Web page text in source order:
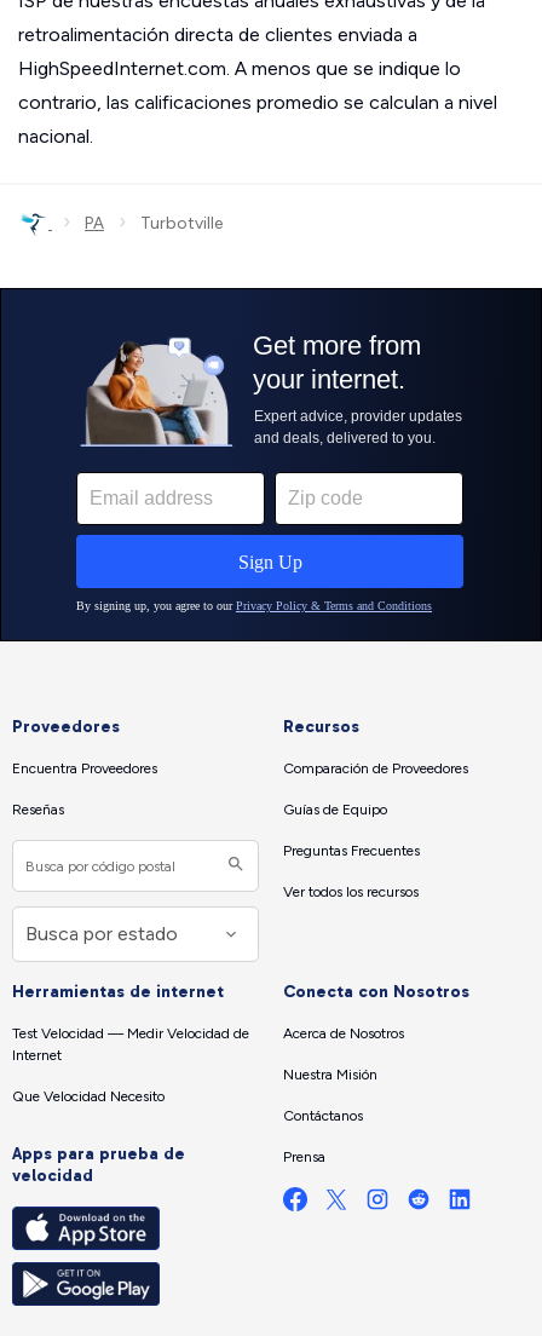
retroalimentación directa de clientes enviada a
HighSpeedInternet.com. A menos que se indique lo
contrario, las calificaciones promedio se calculan a nivel
nacional.
› PA › Turbotville
Proveedores
Encuentra Proveedores
Reseñas
Recursos
Comparación de Proveedores
Guías de Equipo
Preguntas Frecuentes
Ver todos los recursos
Herramientas de internet
Test Velocidad — Medir Velocidad de
Internet
Que Velocidad Necesito
Apps para prueba de
velocidad
Conecta con Nosotros
Acerca de Nosotros
Nuestra Misión
Contáctanos
Prensa